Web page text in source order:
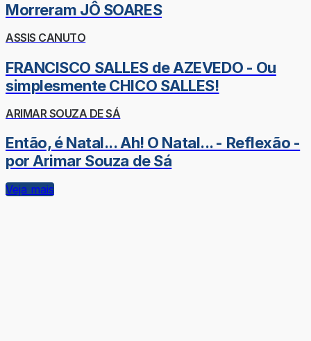
Morreram JÔ SOARES
ASSIS CANUTO
FRANCISCO SALLES de AZEVEDO - Ou
simplesmente CHICO SALLES!
ARIMAR SOUZA DE SÁ
Então, é Natal... Ah! O Natal... - Reflexão -
por Arimar Souza de Sá
Veja mais